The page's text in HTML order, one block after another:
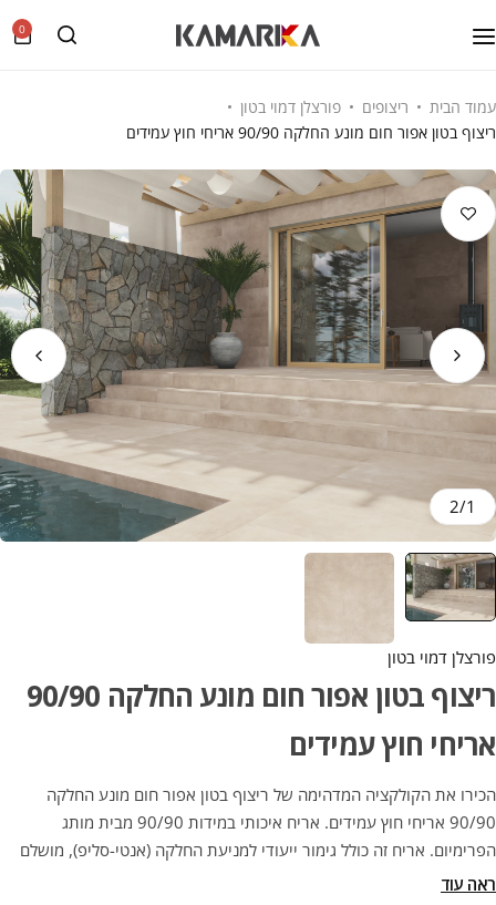
0
עמוד הבית ריצופים
פורצלן דמוי בטון
ריצוף בטון אפור חום מונע החלקה 90/90 אריחי חוץ עמידים
1
/
2
פורצלן דמוי בטון
ריצוף בטון אפור חום מונע החלקה 90/90
אריחי חוץ עמידים
הכירו את הקולקציה המדהימה של ריצוף בטון אפור חום מונע החלקה
90/90 אריחי חוץ עמידים. אריח איכותי במידות 90/90 מבית מותג
הפרימיום. אריח זה כולל גימור ייעודי למניעת החלקה (אנטי-סליפ), מושלם
לעיצוב חוץ, מרפסות, בריכות וגינות ללא פשרות על הבטיחות. השילוב
ראה עוד